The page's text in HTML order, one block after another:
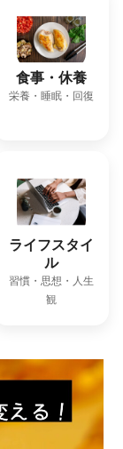
食事・休養
栄養・睡眠・回復
ライフスタイ
ル
習慣・思想・人生
観